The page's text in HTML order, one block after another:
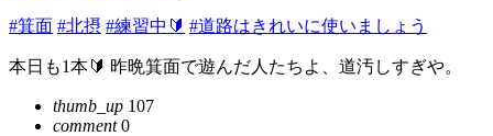
#箕面 #北摂 #練習中🔰 #道路はきれいに使いましょう
本日も1本🔰 昨晩箕面で遊んだ人たちよ、道汚しすぎや。
thumb_up 107
comment0